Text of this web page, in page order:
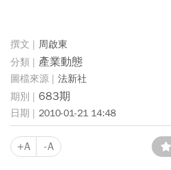
周啟東
產業動態
法新社
683期
2010-01-21 14:48
+A -A